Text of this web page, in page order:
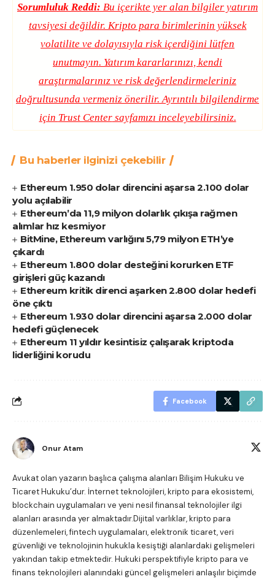
Sorumluluk Reddi: Bu içerikte yer alan bilgiler yatırım
tavsiyesi değildir. Kripto para birimlerinin yüksek
volatilite ve dolayısıyla risk içerdiğini lütfen
unutmayın. Yatırım kararlarınızı, kendi
araştırmalarınız ve risk değerlendirmeleriniz
doğrultusunda vermeniz önerilir. Ayrıntılı bilgilendirme
için Trust Centersayfamızı inceleyebilirsiniz.
Bu haberler ilginizi çekebilir
Ethereum 1.950 dolar direncini aşarsa 2.100 dolar
yolu açılabilir
Ethereum’da 11,9 milyon dolarlık çıkışa rağmen
alımlar hız kesmiyor
BitMine, Ethereum varlığını 5,79 milyon ETH’ye
çıkardı
Ethereum 1.800 dolar desteğini korurken ETF
girişleri güç kazandı
Ethereum kritik direnci aşarken 2.800 dolar hedefi
öne çıktı
Ethereum 1.930 dolar direncini aşarsa 2.000 dolar
hedefi güçlenecek
Ethereum 11 yıldır kesintisiz çalışarak kriptoda
liderliğini korudu
Facebook
Onur Atam
Avukat olan yazarın başlıca çalışma alanları Bilişim Hukuku ve
Ticaret Hukuku’dur. İnternet teknolojileri, kripto para ekosistemi,
blockchain uygulamaları ve yeni nesil finansal teknolojiler ilgi
alanları arasında yer almaktadır.Dijital varlıklar, kripto para
düzenlemeleri, fintech uygulamaları, elektronik ticaret, veri
güvenliği ve teknolojinin hukukla kesiştiği alanlardaki gelişmeleri
yakından takip etmektedir. Hukuki perspektifiyle kripto para ve
finans teknolojileri alanındaki güncel gelişmeleri anlaşılır biçimde